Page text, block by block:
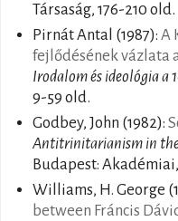
Társaság, 176-210 old.
Pirnát Antal (1987): A
fejlődésének vázlata
Irodalom és ideológia a
9-59 old.
Godbey, John (1982):
Antitrinitarianism in
Budapest:
Williams, H. George
between Fráncis